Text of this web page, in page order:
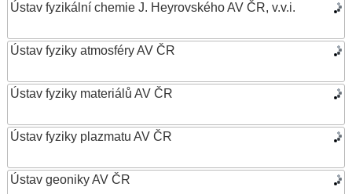
Ústav fyzikální chemie J. Heyrovského AV ČR, v.v.i.
Ústav fyziky atmosféry AV ČR
Ústav fyziky materiálů AV ČR
Ústav fyziky plazmatu AV ČR
Ústav geoniky AV ČR